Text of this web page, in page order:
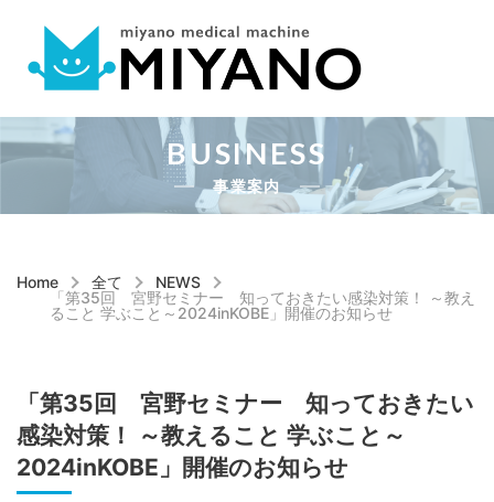
BUSINESS
事業案内
Home 全て
NEWS
「第35回 宮野セミナー 知っておきたい感染対策！ ～教え
ること 学ぶこと～2024inKOBE」開催のお知らせ
「第35回 宮野セミナー 知っておきたい
感染対策！ ～教えること 学ぶこと～
2024inKOBE」開催のお知らせ